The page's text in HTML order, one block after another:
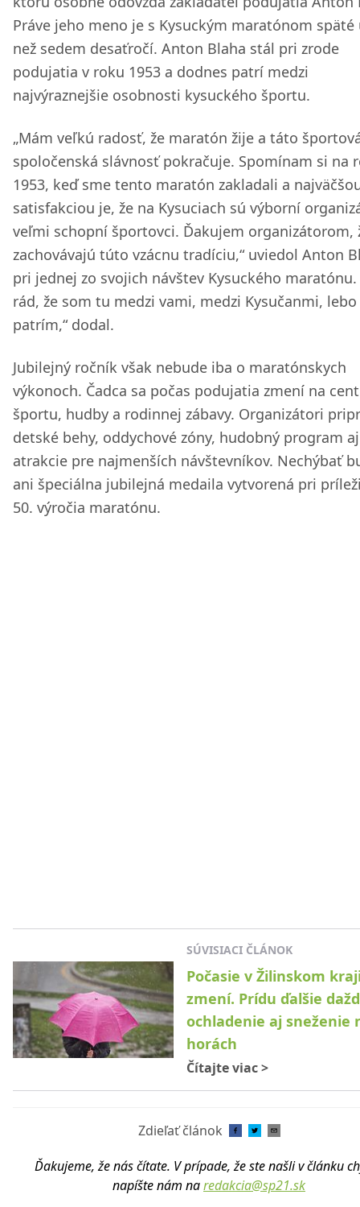
Práve jeho meno je s Kysuckým maratónom späté
než sedem desaťročí. Anton Blaha stál pri zrode
podujatia v roku 1953 a dodnes patrí medzi
najvýraznejšie osobnosti kysuckého športu.
„Mám veľkú radosť, že maratón žije a táto
spoločenská slávnosť pokračuje. Spomínam si na
1953, keď sme tento maratón zakladali a
satisfakciou je, že na Kysuciach sú výborní
veľmi schopní športovci. Ďakujem organizátorom,
zachovávajú túto vzácnu tradíciu,“ uviedol Anton
pri jednej zo svojich návštev Kysuckého maratónu.
rád, že som tu medzi vami, medzi Kysučanmi,
patrím,“ dodal.
Jubilejný ročník však nebude iba o maratónskych
výkonoch. Čadca sa počas podujatia zmení na
športu, hudby a rodinnej zábavy. Organizátori
detské behy, oddychové zóny, hudobný program aj
atrakcie pre najmenších návštevníkov. Nechýbať
ani špeciálna jubilejná medaila vytvorená pri
50. výročia maratónu.
SÚVISIACI ČLÁNOK
Počasie v Žilinskom
zmení. Prídu ďalšie
ochladenie aj sneženie
horách
Čítajte viac>
Zdieľať článok
Ďakujeme, že nás čítate. V prípade, že ste našli v článku
napíšte nám naredakcia@sp21.sk